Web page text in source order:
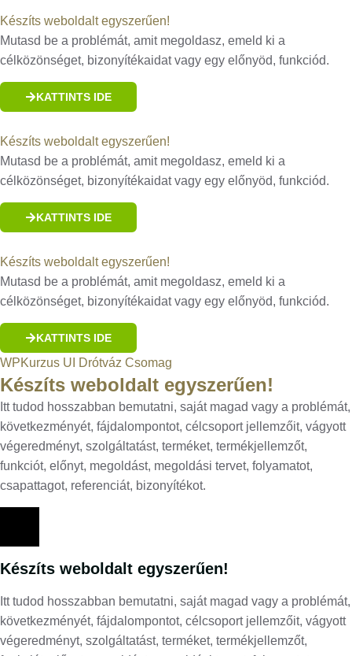
Készíts weboldalt egyszerűen!
Mutasd be a problémát, amit megoldasz, emeld ki a
célközönséget, bizonyítékaidat vagy egy előnyöd, funkciód.
KATTINTS IDE
Készíts weboldalt egyszerűen!
Mutasd be a problémát, amit megoldasz, emeld ki a
célközönséget, bizonyítékaidat vagy egy előnyöd, funkciód.
KATTINTS IDE
Készíts weboldalt egyszerűen!
Mutasd be a problémát, amit megoldasz, emeld ki a
célközönséget, bizonyítékaidat vagy egy előnyöd, funkciód.
KATTINTS IDE
WPKurzus UI Drótváz Csomag
Készíts weboldalt egyszerűen!
Itt tudod hosszabban bemutatni, saját magad vagy a problémát,
következményét, fájdalompontot, célcsoport jellemzőit, vágyott
végeredményt, szolgáltatást, terméket, termékjellemzőt,
funkciót, előnyt, megoldást, megoldási tervet, folyamatot,
csapattagot, referenciát, bizonyítékot.
Készíts weboldalt egyszerűen!
Itt tudod hosszabban bemutatni, saját magad vagy a problémát,
következményét, fájdalompontot, célcsoport jellemzőit, vágyott
végeredményt, szolgáltatást, terméket, termékjellemzőt,